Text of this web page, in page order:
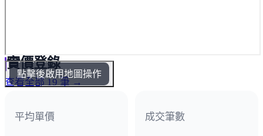
點擊後啟用地圖操作
實價登錄
查看全部 19 筆 →
平均單價 成交筆數